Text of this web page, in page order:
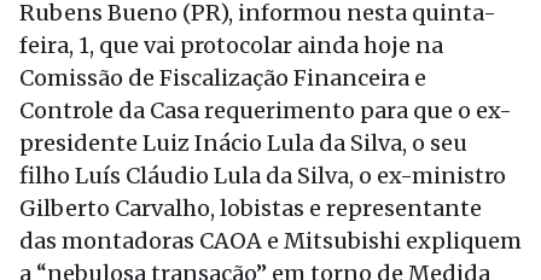
Rubens Bueno (PR), informou nesta quinta-
feira, 1, que vai protocolar ainda hoje na
Comissão de Fiscalização Financeira e
Controle da Casa requerimento para que o ex-
presidente Luiz Inácio Lula da Silva, o seu
filho Luís Cláudio Lula da Silva, o ex-ministro
Gilberto Carvalho, lobistas e representante
das montadoras CAOA e Mitsubishi expliquem
a “nebulosa transação” em torno de Medida